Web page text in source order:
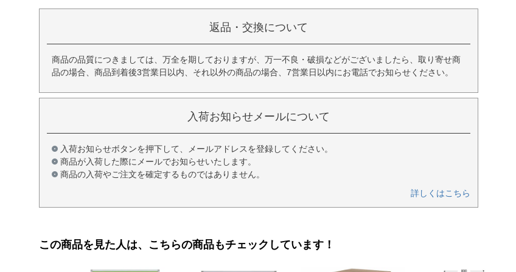
返品・交換について
商品の品質につきましては、万全を期しておりますが、万一不良・破損などがございましたら、取り寄せ商
品の場合、商品到着後3営業日以内、それ以外の商品の場合、7営業日以内にお電話でお知らせください。
入荷お知らせメールについて
入荷お知らせボタンを押下して、メールアドレスを登録してください。
商品が入荷した際にメールでお知らせいたします。
商品の入荷やご注文を確定するものではありません。
詳しくはこちら
この商品を見た人は、こちらの商品もチェックしています！